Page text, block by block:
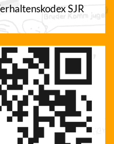
SJR